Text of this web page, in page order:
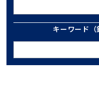
キーワード（